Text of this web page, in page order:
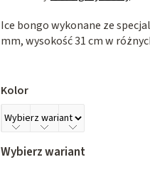
produktu
wynosi
5
gwiazdek.
Ice bongo wykonane ze
mm, wysokość 31 cm w
Kolor
Wybierz wariant